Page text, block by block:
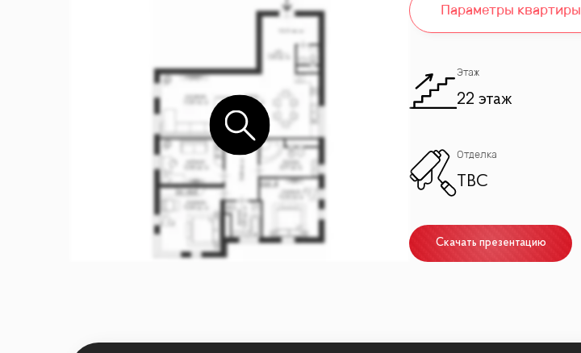
Параметры квартиры
Этаж
22 этаж
Отделка
TBC
Скачать презентацию